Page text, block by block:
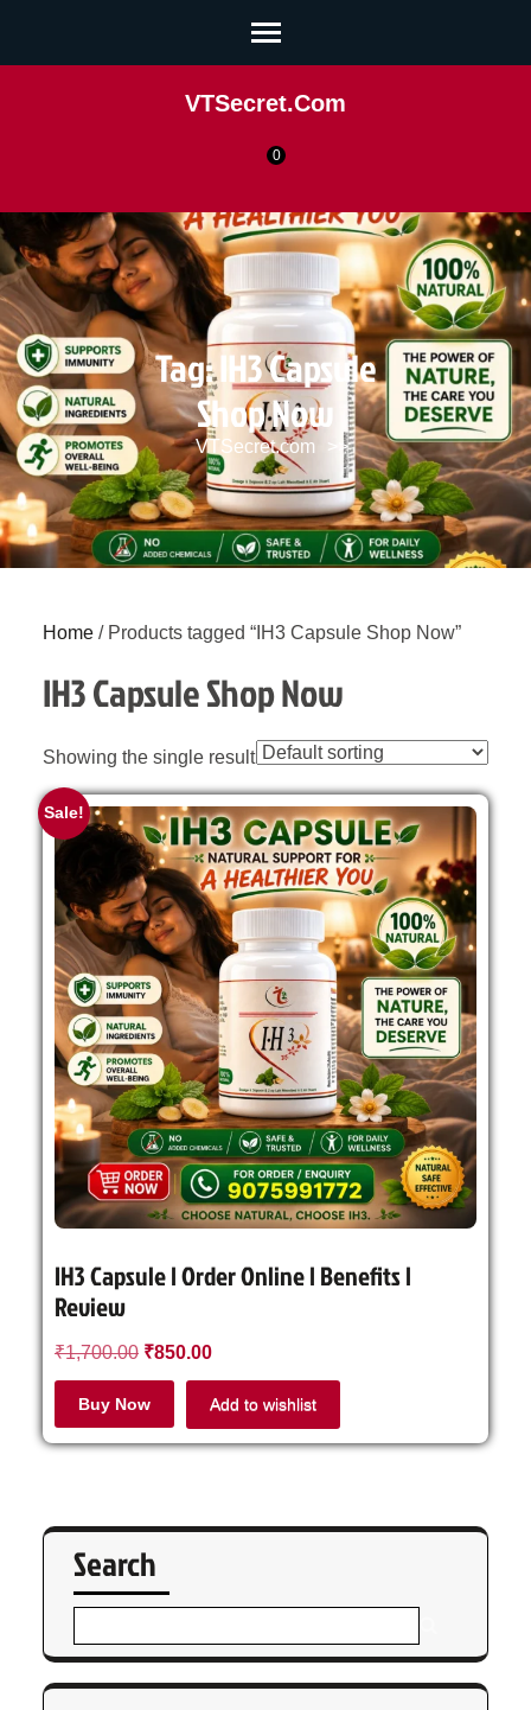
VTSecret.com
0
Tag:IH3 Capsule
Shop Now
VTSecret.com >>
Home / Products tagged “IH3 Capsule Shop Now”
IH3 Capsule Shop Now
Showing the single result
Sale!
IH3 Capsule | Order Online | Benefits |
Review
₹1,700.00 ₹850.00
Buy Now Add to wishlist
Search